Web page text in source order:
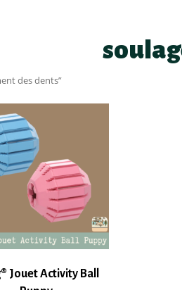
des dents”
Jouet Activity Ball